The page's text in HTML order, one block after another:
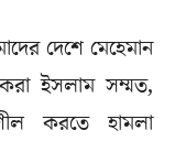
দেশে মেহেমান
ইসলাম সম্মত,
করতে হামলা